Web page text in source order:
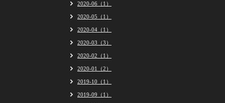
2020-06（1）
2020-05（1）
2020-04（1）
2020-03（3）
2020-02（1）
2020-01（2）
2019-10（1）
2019-09（1）